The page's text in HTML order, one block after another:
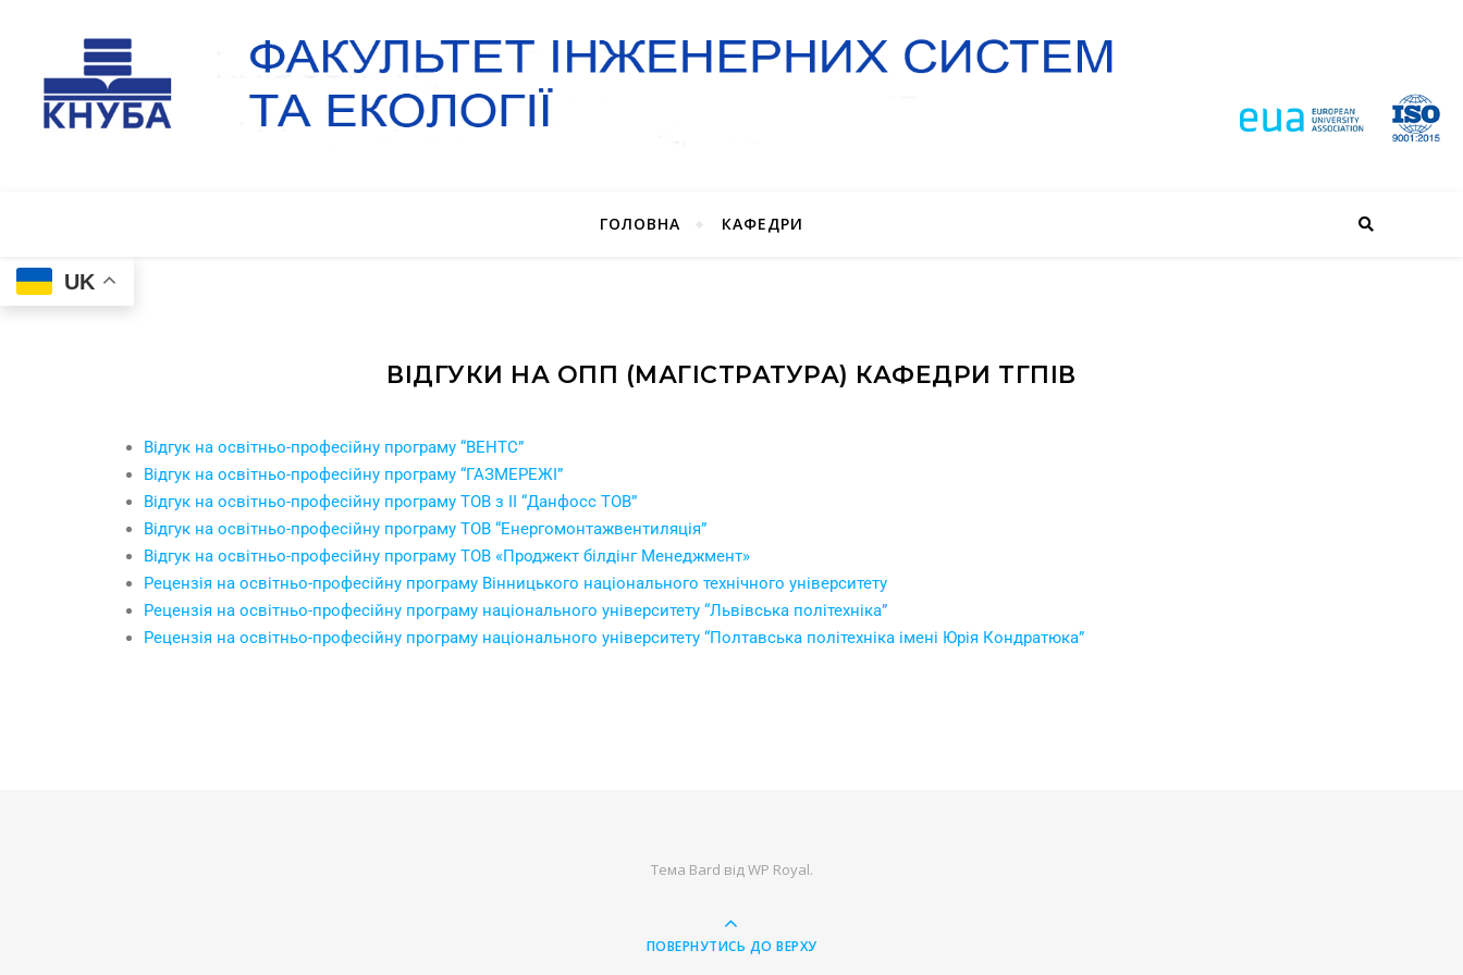
ГОЛОВНА КАФЕДРИ
UK
ВІДГУКИ НА ОПП (МАГІСТРАТУРА) КАФЕДРИ ТГПІВ
Відгук на освітньо-професійну програму “ВЕНТС”
Відгук на освітньо-професійну програму “ГАЗМЕРЕЖІ”
Відгук на освітньо-професійну програму ТОВ з II “Данфосс ТОВ”
Відгук на освітньо-професійну програму ТОВ “Енергомонтажвентиляція”
Відгук на освітньо-професійну програму ТОВ «Проджект білдінг Менеджмент»
Рецензія на освітньо-професійну програму Вінницького національного технічного університету
Рецензія на освітньо-професійну програму національного університету “Львівська політехніка”
Рецензія на освітньо-професійну програму національного університету “Полтавська політехніка імені Юрія Кондратюка”
Тема Bard відWP Royal.
ПОВЕРНУТИСЬ ДО ВЕРХУ